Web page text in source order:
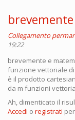
Collegamento
19:22
brevemente e
funzione vettoriale
è il prodotto
da m funzioni
Ah, dimenticato il
Accedi o registrati